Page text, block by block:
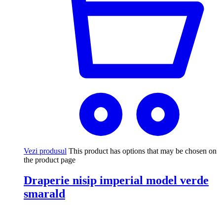
Vezi produsul This product has options that may be chosen on
the product page
Draperie nisip imperial model verde
smarald